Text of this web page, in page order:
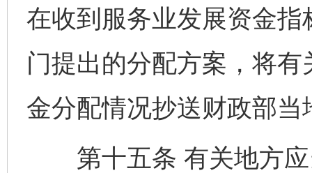
在收到服务业发展资金
门提出的分配方案，将
金分配情况抄送财政部
第十五条 有关地方应